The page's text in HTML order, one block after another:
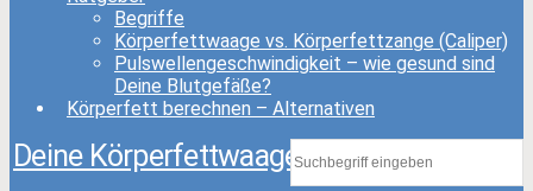
Begriffe
Körperfettwaage vs. Körperfettzange (Caliper)
Pulswellengeschwindigkeit – wie gesund sind
Deine Blutgefäße?
Körperfett berechnen – Alternativen
Deine Körperfettwaage